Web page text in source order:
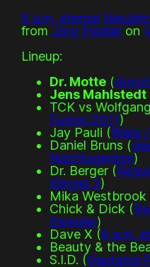
6 a.m. eternal
from Jörg Fiedler on
Lineup:
Dr. Motte (
Jens Mahlstedt
TCK vs
Fusion 2011)
Jay Pauli (Ware
Daniel Bruns (
Nachtagenten)
Dr. Berger (
Klingel 3)
Mika Westbrook
Chick & Dick (
Sweden)
Dave X (6 a.m.
Beauty & the
S.I.D. (Gautama